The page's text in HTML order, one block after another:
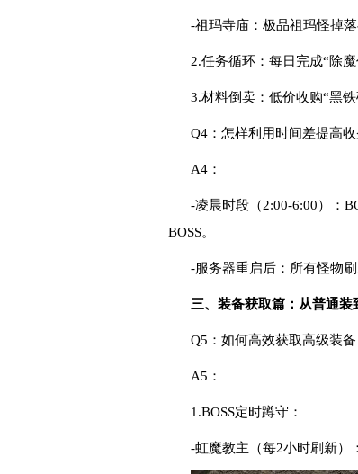
-祖玛寺庙：极品祖玛怪掉
2.任务循环：每日完成“除
3.材料倒卖：低价收购“黑
Q4：怎样利用时间差提高收
A4：
-凌晨时段（2:00-6:00）：
BOSS。
-服务器重启后：所有怪物
三、装备获取篇：从普通装
Q5：如何高效获取高级装备
A5：
1.BOSS定时蹲守：
-虹魔教主（每2小时刷新）